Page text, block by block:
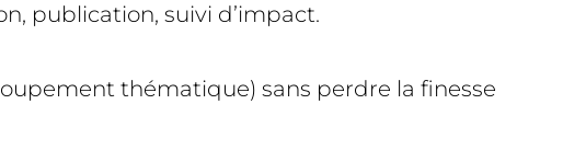
publication, suivi d’impact.
thématique) sans perdre la finesse